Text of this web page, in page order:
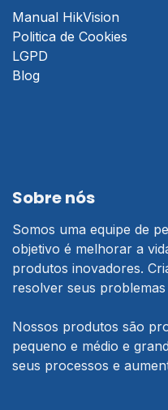
Manual HikVision
Politica de Cookies
LGPD
Blog
Sobre nós
Somos uma equipe de
objetivo é melhorar a
produtos inovadores.
resolver seus
Nossos produtos são
pequeno e médio e
seus processos e